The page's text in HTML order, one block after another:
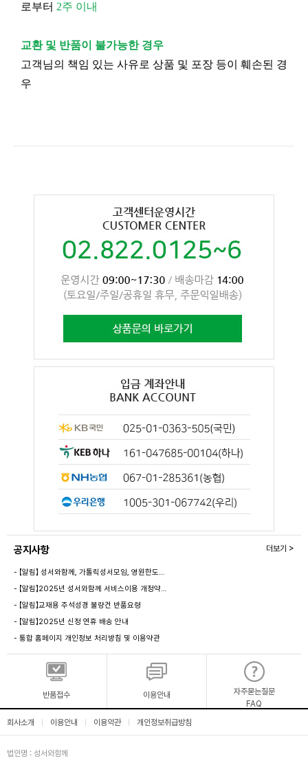
로부터 2주 이내
교환 및 반품이 불가능한 경우
고객님의 책임 있는 사유로 상품 및 포장 등이 훼손된 경
우
공지사항
- 【알림】 성서와함께, 가톨릭성서모임, 영원한도…
- 【알림】2025년 성서와함께 서비스이용 개정약…
- 【알림】교재용 주석성경 불량건 반품요령
- 【알림】2025년 신정 연휴 배송 안내
- 통합 홈페이지 개인정보 처리방침 및 이용약관
더보기 >
반품접수 이용안내
자주묻는질문
FAQ
회사소개
이용안내 이용약관 개인정보취급방침
법인명 : 성서와함께